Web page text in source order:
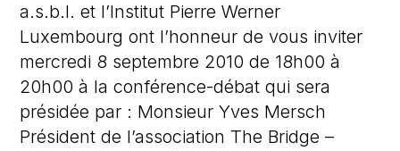
a.s.b.l. et l’Institut Pierre Werner
Luxembourg ont l’honneur de vous inviter
mercredi 8 septembre 2010 de 18h00 à
20h00 à la conférence-débat qui sera
présidée par : Monsieur Yves Mersch
Président de l’association The Bridge –